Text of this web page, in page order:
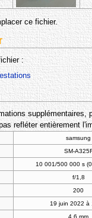
ce fichier.
:
supplémentaires,
refléter entièrement
samsung
SM-
10 001/500 000 s
f/1,8
200
19 juin 2022 à
4,6 mm